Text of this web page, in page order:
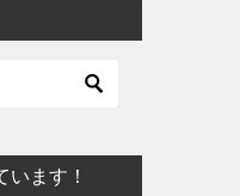
います！